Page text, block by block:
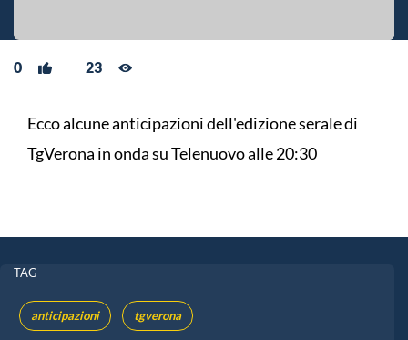
0 23
Ecco alcune anticipazioni dell'edizione serale di
TgVerona in onda su Telenuovo alle 20:30
TAG
anticipazioni tgverona